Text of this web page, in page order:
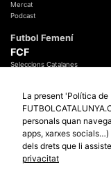
Mercat
Podcast
Futbol Femení
FCF
Seleccions Catalanes
Temes Federatius
Futbol Catalunya
Promocions
Sortejos
Participació
La present 'Política
personals quan
apps, xarxes socials…)
dels drets que li
privacitat